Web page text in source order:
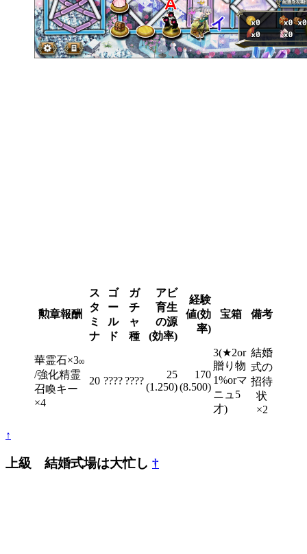
勲章報酬
ス
タ
ミ
ナ
ゴ
ー
ル
ド
ガ
チ
ャ
種
アビ
育生
の源
(効率)
経験
値(効
率)
宝箱 備考
華霊石×300
/強化精霊
召喚キー
×4
20 ????????
25
(1.250)
170
(8.500)
3(★2or
贈り物
1%orマ
ニュ5
才)
結婚
式の
招待
状
×2
↑
上級 結婚式場は大忙し †